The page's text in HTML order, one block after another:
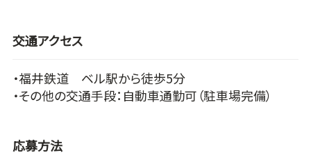
交通アクセス
・福井鉄道 ベル駅から徒歩5分
・その他の交通手段：自動車通勤可（駐車場完備）
応募方法